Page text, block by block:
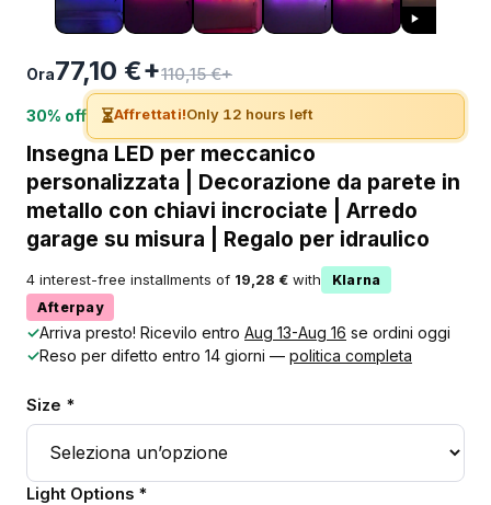
Ora77,10 €+110,15 €+
30% off ⏳Affrettati!Only 12 hours left
Insegna LED per meccanico
personalizzata | Decorazione da parete in
metallo con chiavi incrociate | Arredo
garage su misura | Regalo per idraulico
4 interest-free installments of 19,28 € with
Klarna
Afterpay
✓Arriva presto! Ricevilo entro Aug 13-Aug 16 se ordini oggi
✓Reso per difetto entro 14 giorni — politica completa
Size *
Light Options *